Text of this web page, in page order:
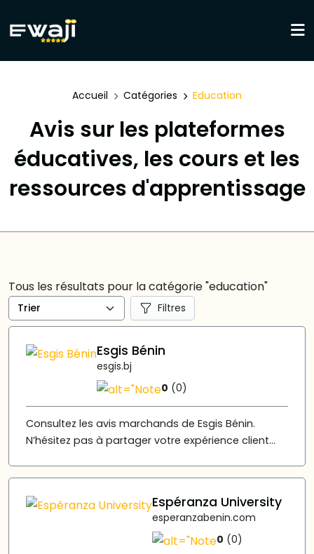
Accueil Catégories Education
Avis sur les plateformes
éducatives, les cours et les
ressources d'apprentissage
Tous les résultats pour la catégorie "education"
Filtres
Esgis Bénin
esgis.bj
0 (0)
Consultez les avis marchands de Esgis Bénin.
N’hésitez pas à partager votre expérience client...
Espéranza University
esperanzabenin.com
0 (0)